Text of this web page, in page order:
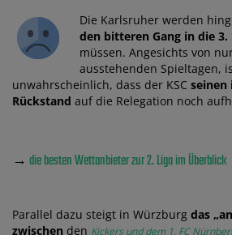
Die Karlsruher werden
den bitteren Gang in die
müssen. Angesichts von
ausstehenden Spieltagen,
unwahrscheinlich, dass der KSC seinen
Rückstand auf die Relegation noch
→ die besten Wettanbieter zur 2. Liga im Überblick
Parallel dazu steigt in Würzburg das
zwischen den Kickers und dem 1. FC